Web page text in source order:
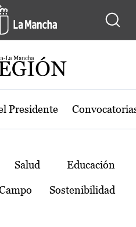
de Castilla-La
Presidente
Salud Educación
Sostenibilidad